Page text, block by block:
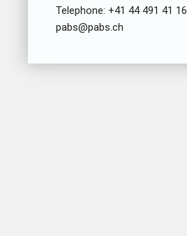
Telephone: +41 44 491 41 16
pabs@pabs.ch